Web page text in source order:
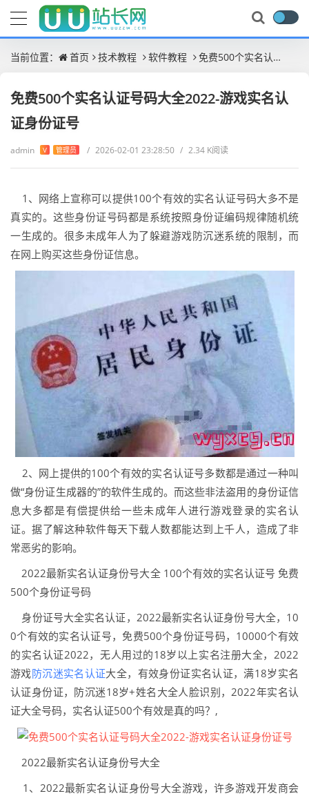
当前位置： 首页 技术教程 软件教程 免费500个实名认证号码大全2022-游戏实名认证身份证号
免费500个实名认证号码大全2022-游戏实名认
证身份证号
admin V 管理员 / 2026-02-01 23:28:50 / 2.34 K阅读
1、网络上宣称可以提供100个有效的实名认证号码大多不是
真实的。这些身份证号码都是系统按照身份证编码规律随机统
一生成的。很多未成年人为了躲避游戏防沉迷系统的限制，而
在网上购买这些身份证信息。
2、网上提供的100个有效的实名认证号多数都是通过一种叫
做“身份证生成器的”的软件生成的。而这些非法盗用的身份证信
息大多都是有偿提供给一些未成年人进行游戏登录的实名认
证。据了解这种软件每天下载人数都能达到上千人，造成了非
常恶劣的影响。
2022最新实名认证身份号大全 100个有效的实名认证号 免费
500个身份证号码
身份证号大全实名认证，2022最新实名认证身份号大全，10
0个有效的实名认证号，免费500个身份证号码，10000个有效
的实名认证2022，无人用过的18岁以上实名注册大全，2022
游戏防沉迷实名认证大全，有效身份证实名认证，满18岁实名
认证身份证，防沉迷18岁+姓名大全人脸识别，2022年实名认
证大全号码，实名认证500个有效是真的吗？,
2022最新实名认证身份号大全
1、2022最新实名认证身份号大全游戏，许多游戏开发商会